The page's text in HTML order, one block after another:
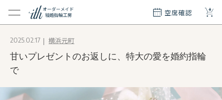
オーダーメイド
結婚指輪工房
空席確認 +
メイド
リー
2025.02.17 横浜元町
甘いプレゼントのお返しに、特大の愛を婚約指輪
で